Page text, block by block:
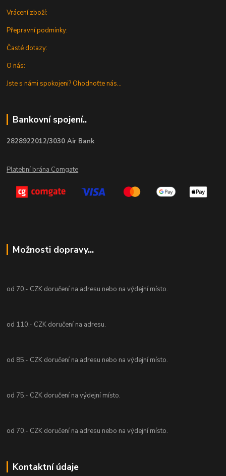
Vrácení zboží:
Přepravní podmínky:
Časté dotazy:
O nás:
Jste s námi spokojeni? Ohodnoťte nás...
Bankovní spojení..
2828922012/3030 Air Bank
Platební brána Comgate
Možnosti dopravy...
od 70,- CZK doručení na adresu nebo na výdejní místo.
od 110,- CZK doručení na adresu.
od 85,- CZK doručení na adresu nebo na výdejní místo.
od 75,- CZK doručení na výdejní místo.
od 70,- CZK doručení na adresu nebo na výdejní místo.
Kontaktní údaje